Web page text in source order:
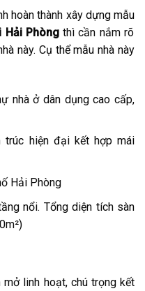
hoàn thành xây dựng mẫu
Hải Phòngthì cần nắm rõ
này. Cụ thể mẫu nhà này
nhà ở dân dụng cao cấp,
trúc hiện đại kết hợp mái
Hải Phòng
nổi. Tổng diện tích sàn
mở linh hoạt, chú trọng kết